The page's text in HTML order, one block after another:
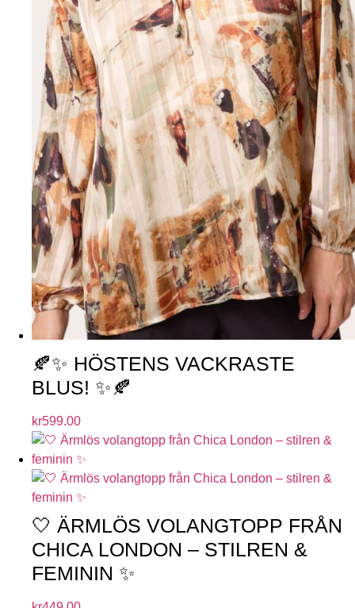
🍂✨ HÖSTENS VACKRASTE
BLUS! ✨🍂
kr599.00
🤍 ÄRMLÖS VOLANGTOPP FRÅN
CHICA LONDON – STILREN &
FEMININ ✨